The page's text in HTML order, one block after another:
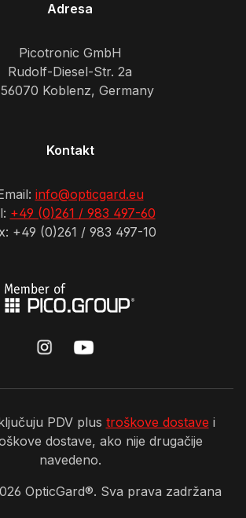
Adresa
Picotronic GmbH
Rudolf-Diesel-Str. 2a
Koblenz, Germany
Kontakt
info@opticgard.eu
+49 (0)261 / 983 497-60
+49 (0)261 / 983 497-10
PDV plus troškove dostave i
dostave, ako nije drugačije
navedeno.
OpticGard®. Sva prava zadržana